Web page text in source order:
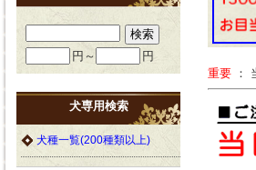
重要 ：
円～ 円
犬専用検索
犬種一覧(200種類以上)